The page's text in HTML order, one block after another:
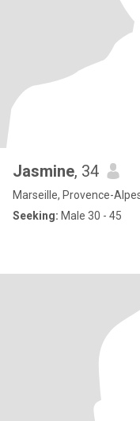
Jasmine, 34
Marseille, Provence-
Seeking: Male 30 - 45